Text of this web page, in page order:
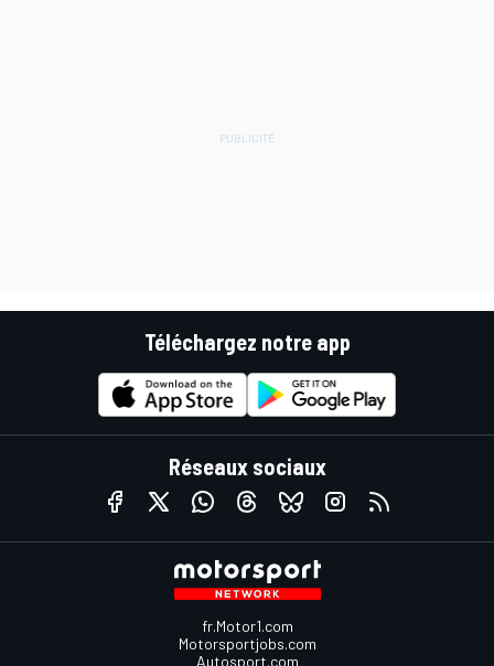
Téléchargez notre app
Réseaux sociaux
fr.Motor1.com
Motorsportjobs.com
Autosport.com